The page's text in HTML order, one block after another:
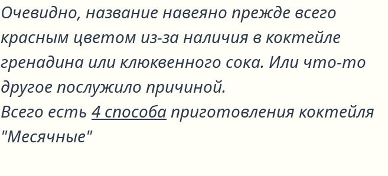
Очевидно, название навеяно прежде всего
красным цветом из-за наличия в коктейле
гренадина или клюквенного сока. Или что-то
другое послужило причиной.
Всего есть 4 способаприготовления коктейля
"Месячные"